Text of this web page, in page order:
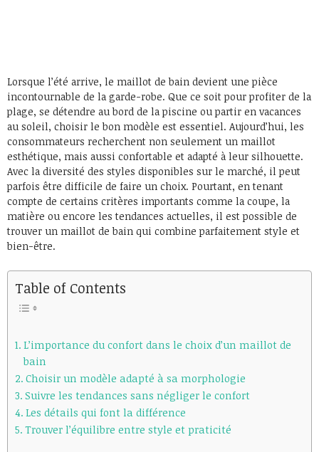
Lorsque l’été arrive, le maillot de bain devient une pièce
incontournable de la garde-robe. Que ce soit pour profiter de la
plage, se détendre au bord de la piscine ou partir en vacances
au soleil, choisir le bon modèle est essentiel. Aujourd’hui, les
consommateurs recherchent non seulement un maillot
esthétique, mais aussi confortable et adapté à leur silhouette.
Avec la diversité des styles disponibles sur le marché, il peut
parfois être difficile de faire un choix. Pourtant, en tenant
compte de certains critères importants comme la coupe, la
matière ou encore les tendances actuelles, il est possible de
trouver un maillot de bain qui combine parfaitement style et
bien-être.
Table of Contents
L’importance du confort dans le choix d’un maillot de
bain
Choisir un modèle adapté à sa morphologie
Suivre les tendances sans négliger le confort
Les détails qui font la différence
Trouver l’équilibre entre style et praticité